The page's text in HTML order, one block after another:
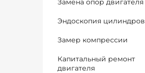
Замена опор двигателя
Эндоскопия цилиндров
Замер компрессии
Капитальный ремонт
двигателя